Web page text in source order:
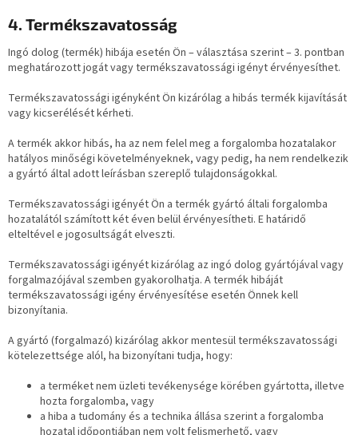
4. Termékszavatosság
Ingó dolog (termék) hibája esetén Ön – választása szerint – 3. pontban
meghatározott jogát vagy termékszavatossági igényt érvényesíthet.
Termékszavatossági igényként Ön kizárólag a hibás termék kijavítását
vagy kicserélését kérheti.
A termék akkor hibás, ha az nem felel meg a forgalomba hozatalakor
hatályos minőségi követelményeknek, vagy pedig, ha nem rendelkezik
a gyártó által adott leírásban szereplő tulajdonságokkal.
Termékszavatossági igényét Ön a termék gyártó általi forgalomba
hozatalától számított két éven belül érvényesítheti. E határidő
elteltével e jogosultságát elveszti.
Termékszavatossági igényét kizárólag az ingó dolog gyártójával vagy
forgalmazójával szemben gyakorolhatja. A termék hibáját
termékszavatossági igény érvényesítése esetén Önnek kell
bizonyítania.
A gyártó (forgalmazó) kizárólag akkor mentesül termékszavatossági
kötelezettsége alól, ha bizonyítani tudja, hogy:
a terméket nem üzleti tevékenysége körében gyártotta, illetve
hozta forgalomba, vagy
a hiba a tudomány és a technika állása szerint a forgalomba